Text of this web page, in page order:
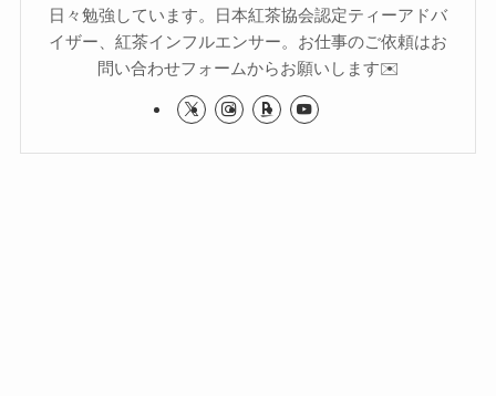
日々勉強しています。日本紅茶協会認定ティーアドバ
イザー、紅茶インフルエンサー。お仕事のご依頼はお
問い合わせフォームからお願いします✉️